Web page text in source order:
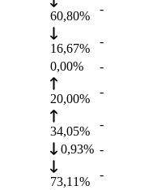
60,80%
-
16,67%
-
0,00%
-
20,00%
-
34,05%
-
0,93% -
73,11%
-